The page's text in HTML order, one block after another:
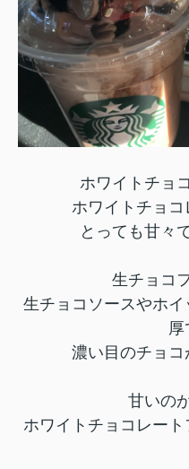
ホワイトチョ
ホワイトチョコ
とっても甘々
生チョコ
生チョコソースやホ
厚
濃い目のチョ
甘いの
ホワイトチョコレー